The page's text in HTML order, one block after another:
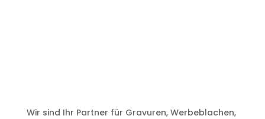
Wir sind Ihr Partner für Gravuren, Werbeblachen,